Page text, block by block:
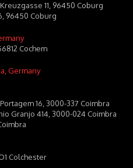
11, 96450 Coburg
96450 Coburg
Cochem
Germany
16, 3000-337 Coimbra
Granjo 414, 3000-024 Coimbra
Colchester